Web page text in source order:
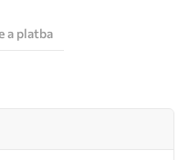
a platba